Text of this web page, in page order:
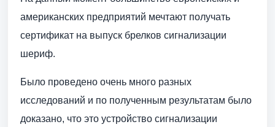
американских предприятий мечтают получать
сертификат на выпуск брелков сигнализации
шериф.
Было проведено очень много разных
исследований и по полученным результатам было
доказано, что это устройство сигнализации